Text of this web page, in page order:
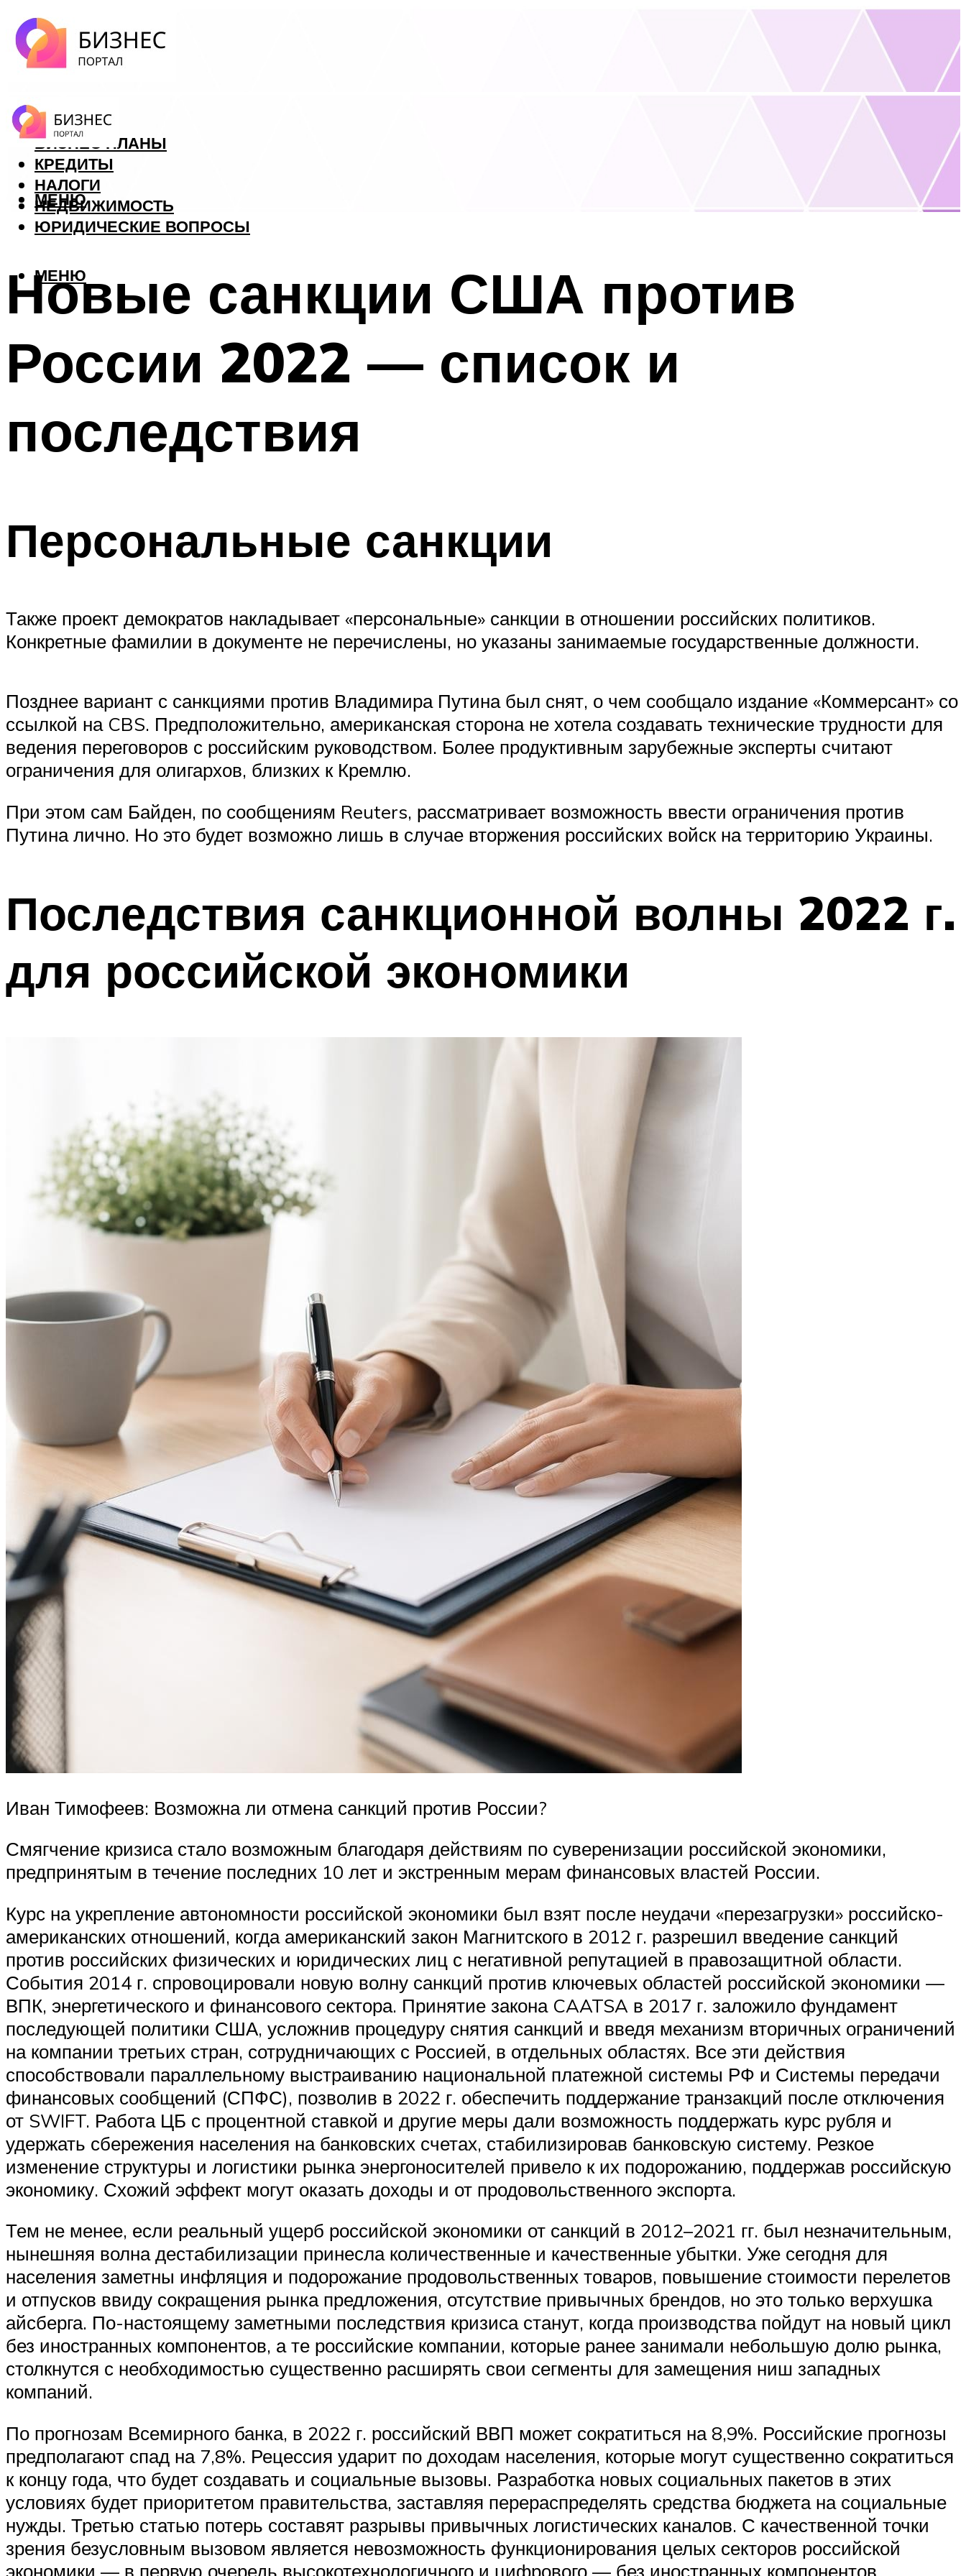
ФОРЕКС
БИЗНЕС ПЛАНЫ
КРЕДИТЫ
НАЛОГИ
НЕДВИЖИМОСТЬ
ЮРИДИЧЕСКИЕ ВОПРОСЫ
МЕНЮ
МЕНЮ
Новые санкции США против
России 2022 — список и
последствия
Персональные санкции
Также проект демократов накладывает «персональные» санкции в отношении российских политиков.
Конкретные фамилии в документе не перечислены, но указаны занимаемые государственные должности.
Позднее вариант с санкциями против Владимира Путина был снят, о чем сообщало издание «Коммерсант» со
ссылкой на CBS. Предположительно, американская сторона не хотела создавать технические трудности для
ведения переговоров с российским руководством. Более продуктивным зарубежные эксперты считают
ограничения для олигархов, близких к Кремлю.
При этом сам Байден, по сообщениям Reuters, рассматривает возможность ввести ограничения против
Путина лично. Но это будет возможно лишь в случае вторжения российских войск на территорию Украины.
Последствия санкционной волны 2022 г.
для российской экономики
Иван Тимофеев: Возможна ли отмена санкций против России?
Смягчение кризиса стало возможным благодаря действиям по суверенизации российской экономики,
предпринятым в течение последних 10 лет и экстренным мерам финансовых властей России.
Курс на укрепление автономности российской экономики был взят после неудачи «перезагрузки» российско-
американских отношений, когда американский закон Магнитского в 2012 г. разрешил введение санкций
против российских физических и юридических лиц с негативной репутацией в правозащитной области.
События 2014 г. спровоцировали новую волну санкций против ключевых областей российской экономики —
ВПК, энергетического и финансового сектора. Принятие закона CAATSA в 2017 г. заложило фундамент
последующей политики США, усложнив процедуру снятия санкций и введя механизм вторичных ограничений
на компании третьих стран, сотрудничающих с Россией, в отдельных областях. Все эти действия
способствовали параллельному выстраиванию национальной платежной системы РФ и Системы передачи
финансовых сообщений (СПФС), позволив в 2022 г. обеспечить поддержание транзакций после отключения
от SWIFT. Работа ЦБ с процентной ставкой и другие меры дали возможность поддержать курс рубля и
удержать сбережения населения на банковских счетах, стабилизировав банковскую систему. Резкое
изменение структуры и логистики рынка энергоносителей привело к их подорожанию, поддержав российскую
экономику. Схожий эффект могут оказать доходы и от продовольственного экспорта.
Тем не менее, если реальный ущерб российской экономики от санкций в 2012–2021 гг. был незначительным,
нынешняя волна дестабилизации принесла количественные и качественные убытки. Уже сегодня для
населения заметны инфляция и подорожание продовольственных товаров, повышение стоимости перелетов
и отпусков ввиду сокращения рынка предложения, отсутствие привычных брендов, но это только верхушка
айсберга. По-настоящему заметными последствия кризиса станут, когда производства пойдут на новый цикл
без иностранных компонентов, а те российские компании, которые ранее занимали небольшую долю рынка,
столкнутся с необходимостью существенно расширять свои сегменты для замещения ниш западных
компаний.
По прогнозам Всемирного банка, в 2022 г. российский ВВП может сократиться на 8,9%. Российские прогнозы
предполагают спад на 7,8%. Рецессия ударит по доходам населения, которые могут существенно сократиться
к концу года, что будет создавать и социальные вызовы. Разработка новых социальных пакетов в этих
условиях будет приоритетом правительства, заставляя перераспределять средства бюджета на социальные
нужды. Третью статью потерь составят разрывы привычных логистических каналов. С качественной точки
зрения безусловным вызовом является невозможность функционирования целых секторов российской
экономики — в первую очередь высокотехнологичного и цифрового — без иностранных компонентов.